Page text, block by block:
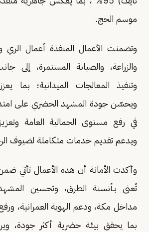
موسم الحج.
وتضمنت الأعمال المنفذة أعمال الري
والزراعة، والصيانة المستمرة، إلى
وتنفيذ المعالجات الميدانية؛ بما
ويحسّن جودة المشهد الحضري على
في رفع مستوى الجمالية العامة وتعزيز
ويدعم تقديم خدمات متكاملة لضيوف
وأكدت الأمانة أن هذه الأعمال تأتي
تُعنى بـأنسنة الطرق، وتحسين
مداخل مكة، ودعم الهوية العمرانية،
بما يحقق بيئة حضرية أكثر جودة،